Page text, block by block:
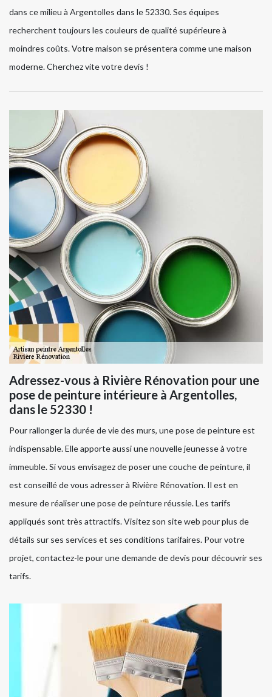
dans ce milieu à Argentolles dans le 52330. Ses équipes
recherchent toujours les couleurs de qualité supérieure à
moindres coûts. Votre maison se présentera comme une maison
moderne. Cherchez vite votre devis !
Adressez-vous à Rivière Rénovation pour une
pose de peinture intérieure à Argentolles,
dans le 52330 !
Pour rallonger la durée de vie des murs, une pose de peinture est
indispensable. Elle apporte aussi une nouvelle jeunesse à votre
immeuble. Si vous envisagez de poser une couche de peinture, il
est conseillé de vous adresser à Rivière Rénovation. Il est en
mesure de réaliser une pose de peinture réussie. Les tarifs
appliqués sont très attractifs. Visitez son site web pour plus de
détails sur ses services et ses conditions tarifaires. Pour votre
projet, contactez-le pour une demande de devis pour découvrir ses
tarifs.